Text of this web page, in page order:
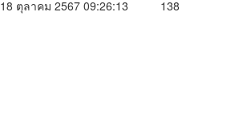
18 ตุลาคม 2567 09:26:13 138